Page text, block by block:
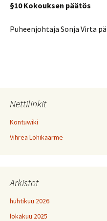
§10 Kokouksen päätös
Puheenjohtaja Sonja Virta
Nettilinkit
Kontuwiki
Vihreä Lohikäärme
Arkistot
huhtikuu 2026
lokakuu 2025